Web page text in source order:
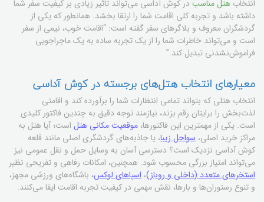
انتخاب هتل مناسب در کوش آداسی می‌تواند تاثیر زیادی بر کیفیت سفر شما
داشته باشد و تجربه کلی اقامت شما را ارتقا بخشد. همانطور که یکی از
گردشگران معروف و بلاگرهای سفر گفته است: “اقامت خوب، نیمی از سفر
است و می‌تواند خاطرات شما را از یک تجربه ساده به یک ماجراجویی
فراموش‌نشدنی تبدیل کند.”
معیارهای انتخاب هتل‌های برجسته در کوش آداسی
انتخاب هتلی که بتواند تمامی انتظارات شما را برآورده کند و اقامتی
لذت‌بخش را برایتان رقم بزند، نیازمند توجه دقیق به چندین فاکتور کلیدی
است. یکی از مهمترین این فاکتورها، موقعیت مکانی هتل است؛ آیا هتل به
مراکز خرید اصلی، سواحل زیبا، یا جاذبه‌های گردشگری اصلی مانند قلعه
کوش آداسی نزدیک است؟ دسترسی آسان به وسایل حمل و نقل عمومی نیز
می‌تواند امتیاز بزرگی محسوب شود. همچنین، امکانات رفاهی و تفریحی نظیر
استخرهای متعدد (داخلی و روباز)، اسپا‌های لوکس، باشگاه‌های ورزشی مجهز،
و تنوع رستوران‌ها و بارها، نقش مهمی در کیفیت تجربه اقامت ایفا می‌کنند.